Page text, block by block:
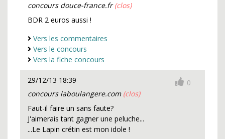
concours douce-france.fr(clos)
BDR 2 euros aussi !
Vers les commentaires
Vers le concours
Vers la fiche concours
29/12/13 18:39
0
concours laboulangere.com (clos)
Faut-il faire un sans faute?
J'aimerais tant gagner une peluche...
...Le Lapin crétin est mon idole !